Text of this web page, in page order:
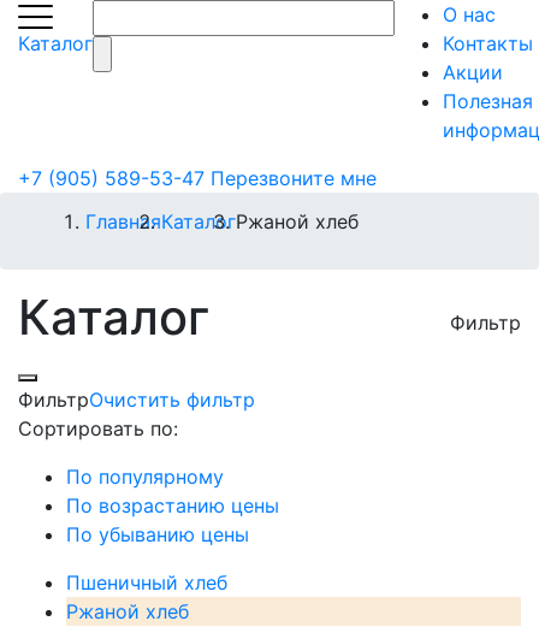
Каталог
О нас
Контакты
Акции
Полезная
+7 (905) 589-53-47 Перезвоните мне
ГлавнаяКаталогРжаной хлеб
Каталог Фильтр
ФильтрОчистить фильтр
Сортировать по:
По популярному
По возрастанию цены
По убыванию цены
Пшеничный хлеб
Ржаной хлеб